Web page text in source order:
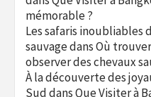
mémorable ?
Les safaris inoubliables
sauvagedansOù
observer des chevaux
À la découverte des
SuddansQue Visiter à